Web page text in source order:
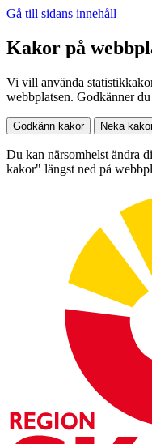
Gå till sidans innehåll
Kakor på
Vi vill använda
webbplatsen. Godkänner
Godkänn kakor Neka
Du kan närsomhelst ändra
kakor" längst ned på